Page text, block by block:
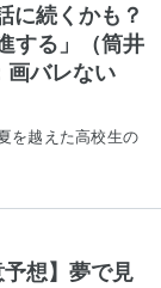
に続くかも？
する」（筒井
画バレない
を越えた高校生の
想】夢で見